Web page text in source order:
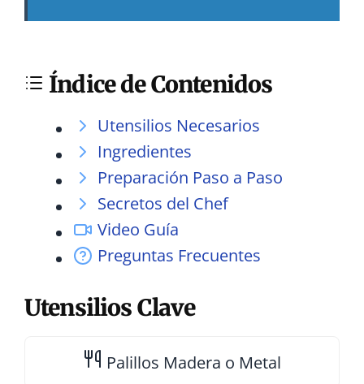
Índice de Contenidos
Utensilios Necesarios
Ingredientes
Preparación Paso a Paso
Secretos del Chef
Video Guía
Preguntas Frecuentes
Utensilios Clave
Palillos Madera o Metal